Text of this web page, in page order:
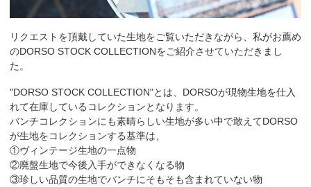
リクエストを頂戴していた生地をご覧いただきながら、私がお薦め
のDORSO STOCK COLLECTIONをご紹介させていただきまし
た。
"DORSO STOCK COLLECTION"とは、DORSOが現物生地を仕入
れて在庫しているコレクションとなります。
バンチコレクションにも素晴らしい生地が多い中で敢えてDORSO
が生地をコレクションする基準は、
①ヴィンテージ生地の一点物
②廃盤生地で今後入手ができなくなる物
③珍しい品質の生地でバンチにそもそも含まれていない物